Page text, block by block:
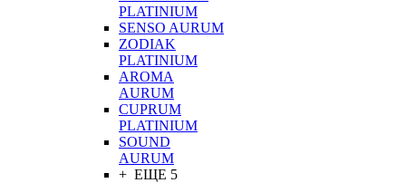
PLATINIUM
SENSO AURUM
ZODIAK
PLATINIUM
AROMA
AURUM
CUPRUM
PLATINIUM
SOUND
AURUM
+ ЕЩЕ 5